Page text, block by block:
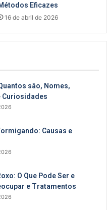
Eficazes
16 de abril de 2026
são, Nomes,
Curiosidades
Causas e
O Que Pode Ser e
e Tratamentos